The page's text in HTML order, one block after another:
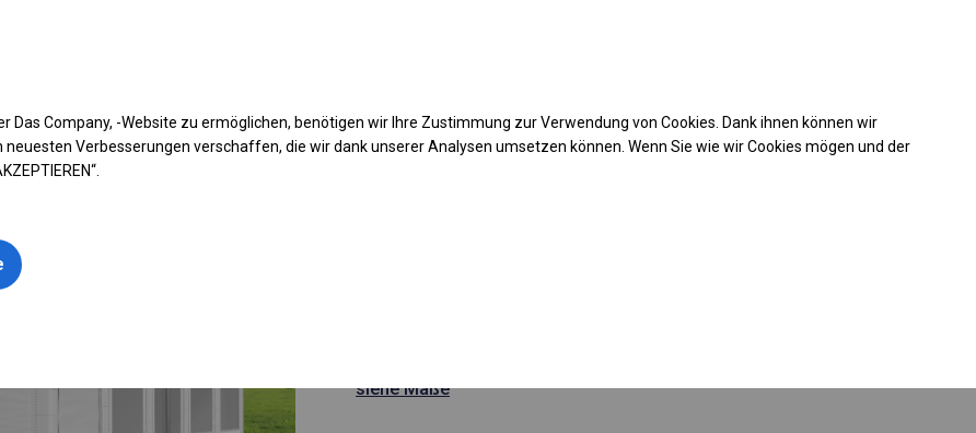
Sie Ihr Zelt
Laden Sie das PDF -Angebot herunter
siehe Maße
Company, -Website zu ermöglichen, benötigen wir Ihre Zustimmung zur Verwendung von Cookies. Dank ihnen können wir
Verbesserungen verschaffen, die wir dank unserer Analysen umsetzen können. Wenn Sie wie wir Cookies mögen und der